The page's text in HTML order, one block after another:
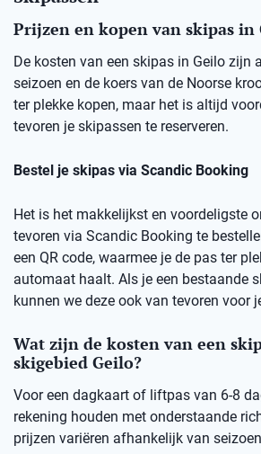
Prijzen en kopen van skipas in
De kosten van een skipas in Geilo zijn
seizoen en de koers van de Noorse
ter plekke kopen, maar het is altijd
tevoren je skipassen te reserveren.
Bestel je skipas via Scandic Booking
Het is het makkelijkst en voordeligste
tevoren via Scandic Booking te
een QR code, waarmee je de pas ter
automaat haalt. Als je een bestaande
kunnen we deze ook van tevoren voor
Wat zijn de kosten van een
skigebied Geilo?
Voor een dagkaart of liftpas van 6-8
rekening houden met onderstaande
prijzen variëren afhankelijk van